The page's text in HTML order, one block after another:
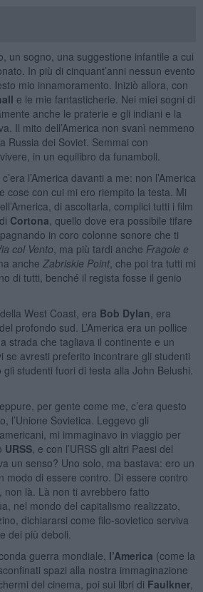
un sogno, una suggestione infantile a cui
In più di cinquant’anni nessun evento
mio innamoramento. Iniziò allora, con
e le mie fantasticherie. Nei miei sogni di
anche le praterie e gli indiani e la
Il mito dell’America non svanì nemmeno
Russia dei Soviet. Semmai con
in un equilibro da funamboli.
l’America davanti a me: non l’America
cose con cui mi ero riempito la testa. Mi
di ascoltarla, complici tutti i film
Cortona , quello dove era possibile tifare
in coro colonne sonore che ti
col Vento , ma più tardi anche Fragole e
anche Zabriskie Point, che poi tra tutti mi
di tutti, benché́ il regista fosse il genio
West Coast, era Bob Dylan , era
profondo sud. L’America era un pollice
strada che tagliava il continente e un
se avresti preferito incontrare gli studenti
studenti fuori di testa alla John Belushi.
per gente come me, c’era questo
l’Unione Sovietica. Leggevo gli
mi immaginavo in viaggio per
URSS, e con l’URSS gli altri Paesi del
un senso? Uno solo, ma bastava: ero un
modo di essere contro. Di essere contro
non là. Là non ti avrebbero fatto
nel mondo del capitalismo realizzato,
dichiararsi come filo-sovietico serviva
dei più deboli.
guerra mondiale, l’America (come la
spazi alla nostra immaginazione
del cinema, poi sui libri di Faulkner,